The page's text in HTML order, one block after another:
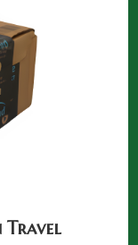
Travel